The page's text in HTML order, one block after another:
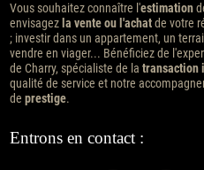
Vous souhaitez connaître l'estimation
envisagezla vente ou l'achatde votre
; investir dans un appartement, un
vendre en viager... Bénéficiez de
de Charry, spécialiste de la transaction
qualité de service et notre
de prestige.
Entrons en contact :